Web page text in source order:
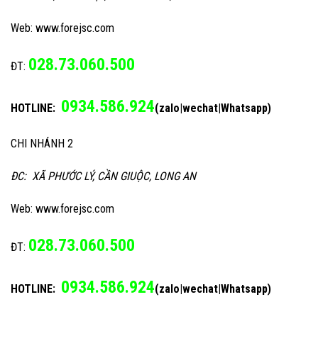
Web: www.forejsc.com
ĐT: 028.73.060.500
HOTLINE: 0934.586.924(zalo|wechat|Whatsapp)
CHI NHÁNH 2
ĐC: XÃ PHƯỚC LÝ, CẦN GIUỘC, LONG AN
Web: www.forejsc.com
ĐT: 028.73.060.500
HOTLINE: 0934.586.924(zalo|wechat|Whatsapp)